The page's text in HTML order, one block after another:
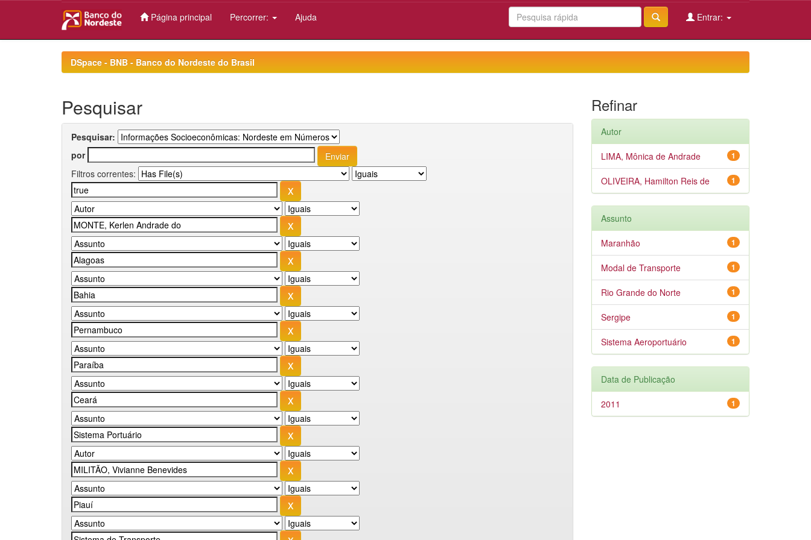
Página principal Percorrer: Ajuda Entrar:
DSpace - BNB - Banco do Nordeste do Brasil
Pesquisar
Pesquisar:
por
Filtros correntes:
Refinar
Autor
1
LIMA, Mônica de Andrade
1
OLIVEIRA, Hamilton Reis de
Assunto
1
Maranhão
1
Modal de Transporte
1
Rio Grande do Norte
1
Sergipe
1
Sistema Aeroportuário
Data de Publicação
1
2011